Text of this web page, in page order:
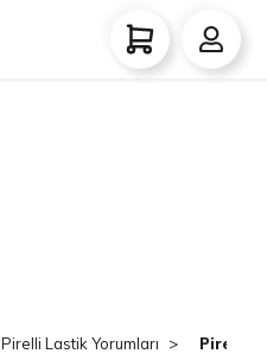
Pirelli Lastik Yorumları Pirelli